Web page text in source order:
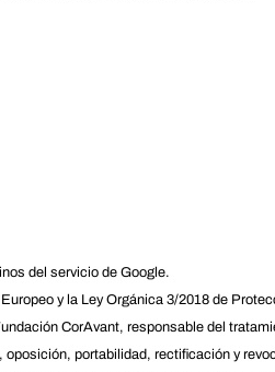
del servicio de Google.
y la Ley Orgánica 3/2018 de
CorAvant, responsable del
portabilidad, rectificación y